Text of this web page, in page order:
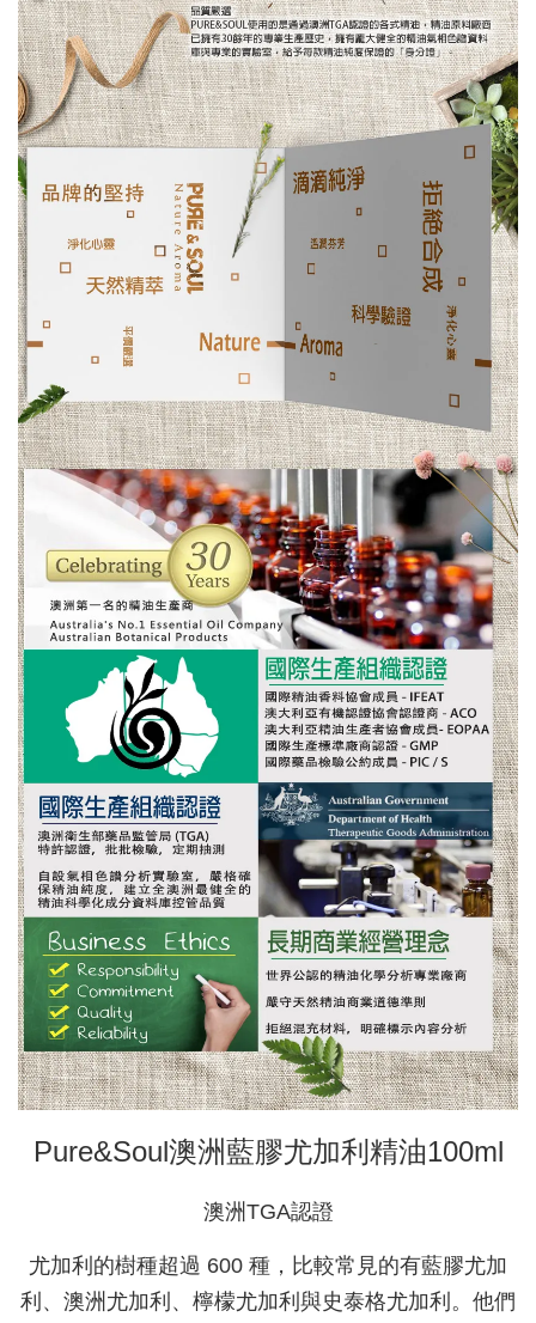
Pure&Soul澳洲藍膠尤加利精油100ml
澳洲TGA認證
尤加利的樹種超過 600 種，比較常見的有藍膠尤加
利、澳洲尤加利、檸檬尤加利與史泰格尤加利。他們